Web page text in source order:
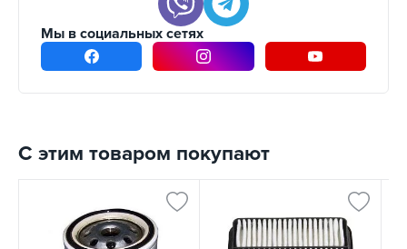
Мы в социальных сетях
С этим товаром покупают